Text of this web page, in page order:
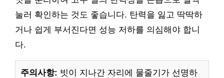
눌러 확인하는 것도 좋습니다. 탄력을 잃고 딱딱하
거나 쉽게 부서진다면 성능 저하를 의심해야 합니
다.
주의사항: 빗이 지나간 자리에 물줄기가 선명하